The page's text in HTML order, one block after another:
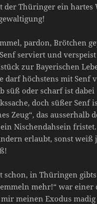
der Thüringer ein hartes
pardon, Brötchen
serviert und
zur Bayerischen
darf höchstens mit Senf
süß oder scharf ist dabei
doch süßer Senf
Zeug“, das ausserhalb
Nischendahsein
erlaubt, sonst weiß
schon, in Thüringen
mehr!“ war einer
mir meinen Exodus